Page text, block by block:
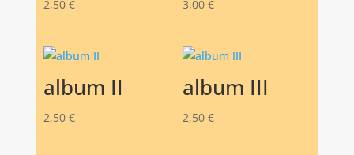
2,50 € 3,00 €
album II
2,50 €
album III
2,50 €